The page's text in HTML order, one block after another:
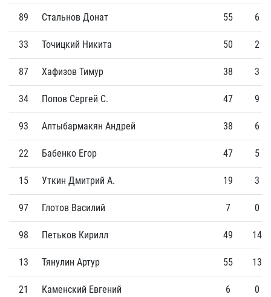
89 Стальнов Донат 55 6
33 Точицкий Никита 50 2
87 Хафизов Тимур 38 3
34 Попов Сергей С. 47 9
93 Алтыбармакян Андрей 38 6
22 Бабенко Егор 47 5
15 Уткин Дмитрий А. 19 3
97 Глотов Василий 7 0
98 Петьков Кирилл 49 14
13 Тянулин Артур 55 13
21 Каменский Евгений 6 0